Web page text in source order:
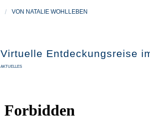
/ VON NATALIE WOHLLEBEN
Virtuelle Entdeckungsreise
AKTUELLES